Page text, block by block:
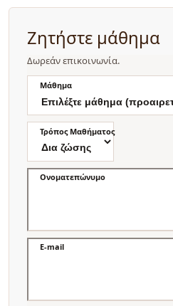
Ζητήστε μάθημα
Δωρεάν επικοινωνία.
Μάθημα
Τρόπος Μαθήματος
Ονοματεπώνυμο
E-mail